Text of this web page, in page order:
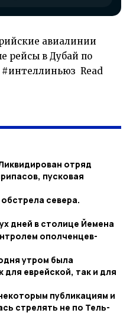
авиалинии
рейсы в Дубай по
Read
отряд
пусковая
севера.
дней в столице Йемена
ополченцев-
утром была
еврейской, так и для
публикациям и
стрелять не по Тель-